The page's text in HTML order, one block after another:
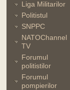
Liga Militarilor
Politistul
SNPPC
NATOChannel
TV
Forumul
politistilor
Forumul
pompierilor